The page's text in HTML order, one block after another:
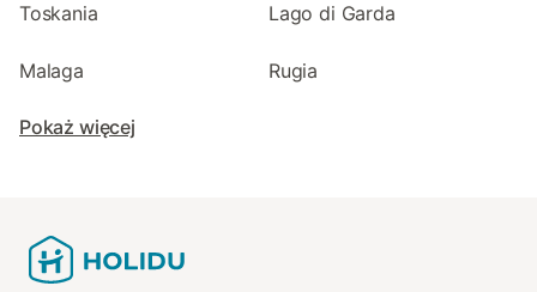
Toskania Lago di Garda
Malaga Rugia
Pokaż więcej